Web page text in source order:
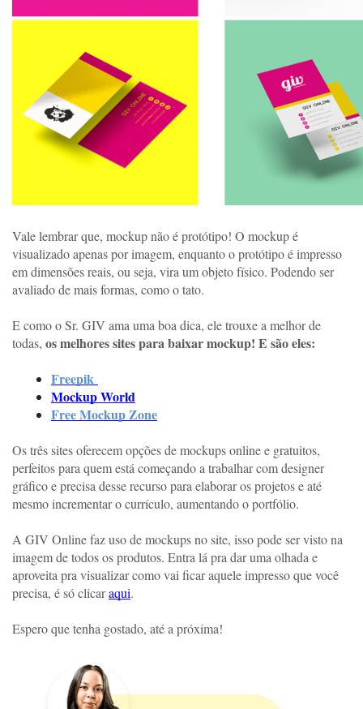
Vale lembrar que, mockup não é protótipo! O mockup é
visualizado apenas por imagem, enquanto o protótipo é impresso
em dimensões reais, ou seja, vira um objeto físico. Podendo ser
avaliado de mais formas, como o tato.
E como o Sr. GIV ama uma boa dica, ele trouxe a melhor de
todas, os melhores sites para baixar mockup! E são eles:
Freepik
Mockup World
Free Mockup Zone
Os três sites oferecem opções de mockups online e gratuitos,
perfeitos para quem está começando a trabalhar com designer
gráfico e precisa desse recurso para elaborar os projetos e até
mesmo incrementar o currículo, aumentando o portfólio.
A GIV Online faz uso de mockups no site, isso pode ser visto na
imagem de todos os produtos. Entra lá pra dar uma olhada e
aproveita pra visualizar como vai ficar aquele impresso que você
precisa, é só clicar aqui.
Espero que tenha gostado, até a próxima!